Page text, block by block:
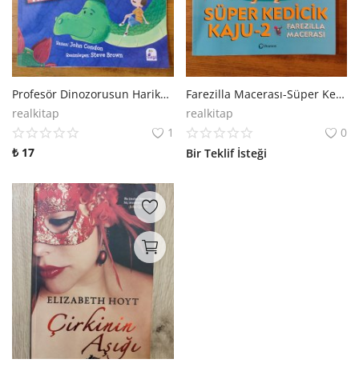
Profesör Dinozorusun Harikalar Diyarı
realkitap
1
₺ 17
Farezilla Macerası-Süper Kedicik Kaju 2
realkitap
0
Bir Teklif İsteği